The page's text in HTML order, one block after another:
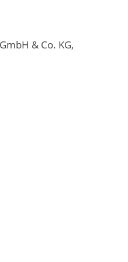
& Co. KG,